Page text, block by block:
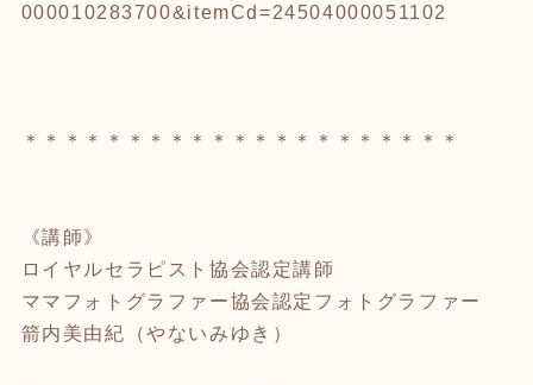
000010283700&itemCd=24504000051102
＊＊＊＊＊＊＊＊＊＊＊＊＊＊＊＊＊＊＊＊＊
《講師》
ロイヤルセラピスト協会認定講師
ママフォトグラファー協会認定フォトグラファー
箭内美由紀（やないみゆき）